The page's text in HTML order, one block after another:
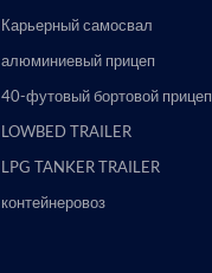
Карьерный самосвал
алюминиевый прицеп
40-футовый бортовой прицеп
LOWBED TRAILER
LPG TANKER TRAILER
контейнеровоз